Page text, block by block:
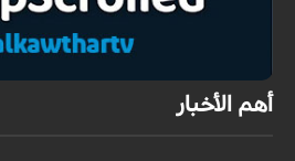
أهم الأخبار